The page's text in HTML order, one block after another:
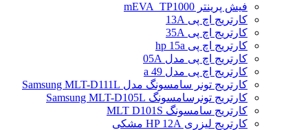
فیش پرینتر mEVA_TP1000
کارتریج اچ پی 13A
کارتریج اچ پی 35A
کارتریج اچ پی hp 15a
کارتریج اچ پی مدل 05A
کارتریج اچ پی مدل 49 a
کارتریج تونر سامسونگ مدل Samsung MLT-D111L
کارتریج تونرسامسونگ Samsung MLT-D105L
کارتریج سامسونگ MLT D101S
کارتریج لیزری HP 12A مشکی